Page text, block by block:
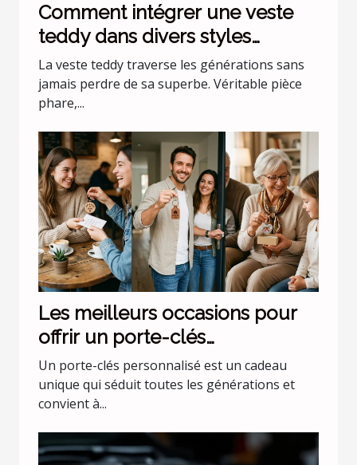
Comment intégrer une veste
teddy dans divers styles
vestimentaires ?
La veste teddy traverse les générations sans
jamais perdre de sa superbe. Véritable pièce
phare,...
Les meilleurs occasions pour
offrir un porte-clés
personnalisé
Un porte-clés personnalisé est un cadeau
unique qui séduit toutes les générations et
convient à...